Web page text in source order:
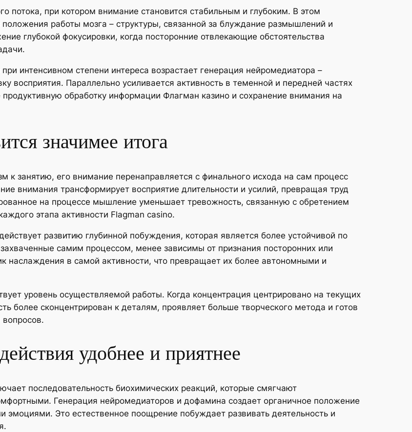
потока, при котором внимание становится стабильным и глубоким. В этом
положения работы мозга – структуры, связанной за блуждание размышлений и
глубокой фокусировки, когда посторонние отвлекающие обстоятельства
интенсивном степени интереса возрастает генерация нейромедиатора –
восприятия. Параллельно усиливается активность в теменной и передней частях
обработку информации Флагман казино и сохранение внимания на
значимее итога
к занятию, его внимание перенаправляется с финального исхода на сам процесс
внимания трансформирует восприятие длительности и усилий, превращая труд
на процессе мышление уменьшает тревожность, связанную с обретением
этапа активности Flagman casino.
развитию глубинной побуждения, которая является более устойчивой по
самим процессом, менее зависимы от признания посторонних или
наслаждения в самой активности, что превращает их более автономными и
уровень осуществляемой работы. Когда концентрация центрировано на текущих
более сконцентрирован к деталям, проявляет больше творческого метода и готов
удобнее и приятнее
последовательность биохимических реакций, которые смягчают
Генерация нейромедиаторов и дофамина создает органичное положение
эмоциями. Это естественное поощрение побуждает развивать деятельность и